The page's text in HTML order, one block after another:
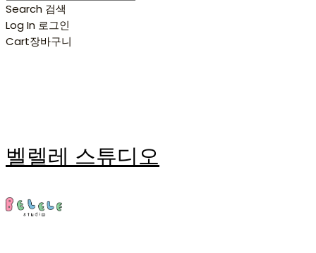
Search 검색
Log In 로그인
Cart장바구니
벨렐레 스튜디오